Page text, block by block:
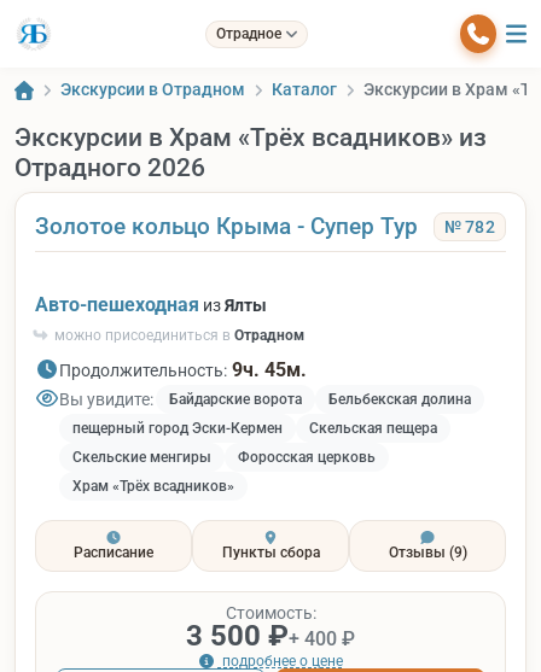
Отрадное
Экскурсии в Отрадном Каталог Экскурсии в Храм
Экскурсии в Храм «Трёх всадников» из
Отрадного 2026
Золотое кольцо Крыма - Супер Тур № 782
Авто-пешеходная изЯлты
можно присоединиться в Отрадном
Продолжительность: 9ч. 45м.
Вы увидите: Байдарские ворота
Бельбекская долина
пещерный город Эски-Кермен
Скельская пещера
Скельские менгиры
Форосская церковь
Храм «Трёх всадников»
Расписание Пункты сбора Отзывы (9)
Стоимость:
3 500 ₽+ 400 ₽
подробнее о цене